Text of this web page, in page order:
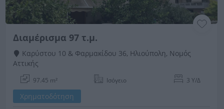
Διαμέρισμα 97 τ.μ.
Καρύστου 10 & Φαρμακίδου 36, Ηλιούπολη, Νομός
Αττικής
97.45 m² Ισόγειο 3 Υ/Δ
Χρηματοδότηση